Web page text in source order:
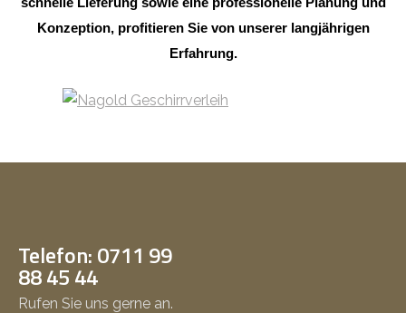
Konzeption, profitieren Sie von unserer langjährigen
Erfahrung.
Telefon: 0711 99
88 45 44
Rufen Sie uns gerne an.